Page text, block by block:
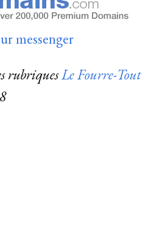
messenger
rubriquesLe Fourre-Tout